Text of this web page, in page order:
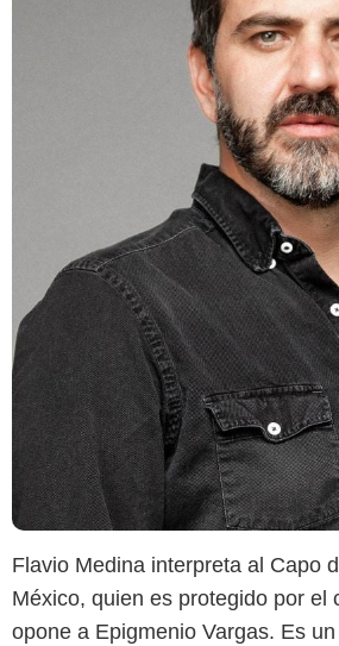
Flavio Medina interpreta al Capo
México, quien es protegido por el
opone a Epigmenio Vargas. Es